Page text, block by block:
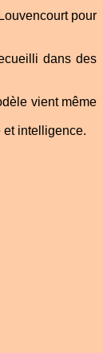
pour
dans des
vient même
et intelligence.